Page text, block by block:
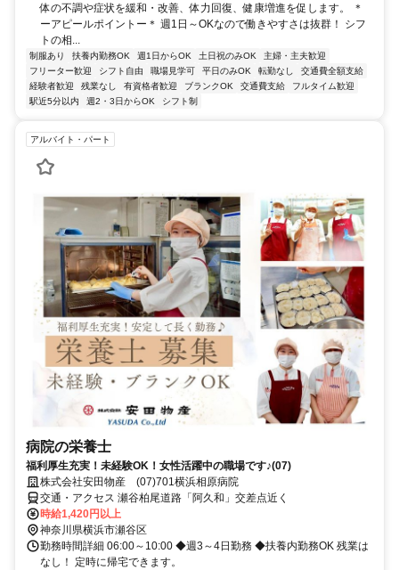
体の不調や症状を緩和・改善、体力回復、健康増進を促します。 ＊
ーアピールポイントー＊ 週1日～OKなので働きやすさは抜群！ シフ
トの相...
制服あり 扶養内勤務OK 週1日からOK 土日祝のみOK
主婦・主夫歓迎
フリーター歓迎
シフト自由 職場見学可 平日のみOK 転勤なし
交通費全額支給
経験者歓迎
残業なし 有資格者歓迎 ブランクOK 交通費支給
フルタイム歓迎
駅近5分以内
週2・3日からOK シフト制
アルバイト・パート
病院の栄養士
福利厚生充実！未経験OK！女性活躍中の職場です♪(07)
株式会社安田物産 (07)701横浜相原病院
交通・アクセス 瀬谷柏尾道路「阿久和」交差点近く
時給1,420円以上
神奈川県横浜市瀬谷区
勤務時間詳細 06:00～10:00 ◆週3～4日勤務 ◆扶養内勤務OK 残業は
なし！ 定時に帰宅できます。